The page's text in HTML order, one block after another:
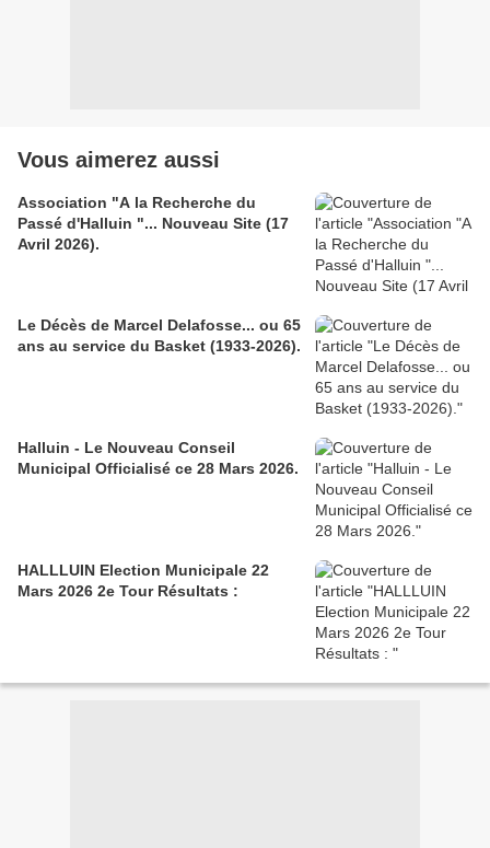
Vous aimerez aussi
Association "A la Recherche du
Passé d'Halluin "... Nouveau Site (17
Avril 2026).
Le Décès de Marcel Delafosse... ou 65
ans au service du Basket (1933-2026).
Halluin - Le Nouveau Conseil
Municipal Officialisé ce 28 Mars 2026.
HALLLUIN Election Municipale 22
Mars 2026 2e Tour Résultats :